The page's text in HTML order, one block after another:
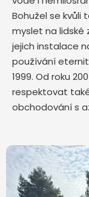
Bohužel se
myslet na lidské
jejich instalace
používání
1999. Od roku
respektovat
obchodování s